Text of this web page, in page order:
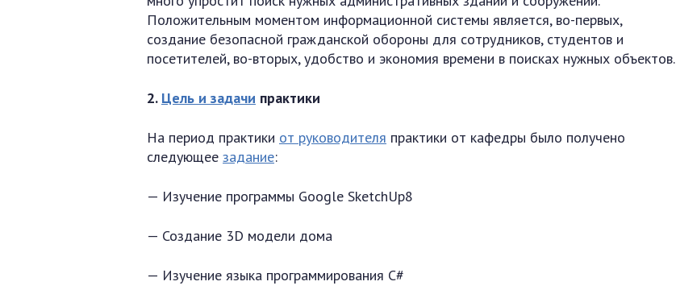
Положительным моментом информационной системы является, во-первых,
создание безопасной гражданской обороны для сотрудников, студентов и
посетителей, во-вторых, удобство и экономия времени в поисках нужных объектов.
2. Цель и задачи практики
На период практики от руководителя практики от кафедры было получено
следующее задание:
— Изучение программы Google SketchUp8
— Создание 3D модели дома
— Изучение языка программирования C#